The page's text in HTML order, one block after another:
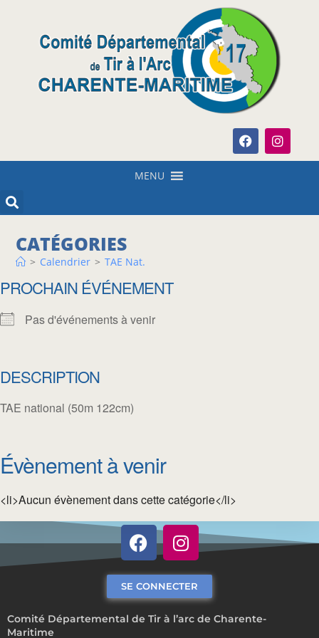
MENU
CATÉGORIES
> Calendrier > TAE Nat.
PROCHAIN ÉVÉNEMENT
Pas d'événements à venir
DESCRIPTION
TAE national (50m 122cm)
Évènement à venir
<li>Aucun évènement dans cette catégorie</li>
Comité Départemental de Tir à l’arc de Charente-
Maritime
SE CONNECTER